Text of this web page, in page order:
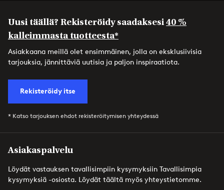
Uusi täällä? Rekisteröidy saadaksesi40 %
kalleimmasta tuotteesta*
Asiakkaana meillä olet ensimmäinen, jolla on eksklusiivisia
tarjouksia, jännittäviä uutisia ja paljon inspiraatiota.
Rekisteröidy itse
* Katso tarjouksen ehdot rekisteröitymisen yhteydessä
Asiakaspalvelu
Löydät vastauksen tavallisimpiin kysymyksiin Tavallisimpia
kysymyksiä -osiosta. Löydät täältä myös yhteystietomme.